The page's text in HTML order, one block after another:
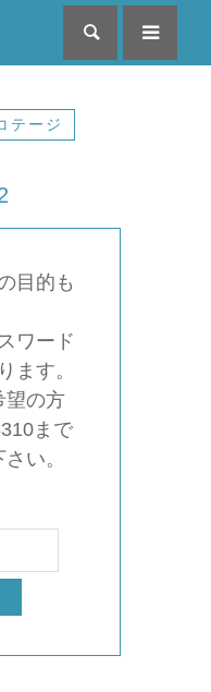
検索
ージ
目的も
ワード
ます。
望の方
まで
い。